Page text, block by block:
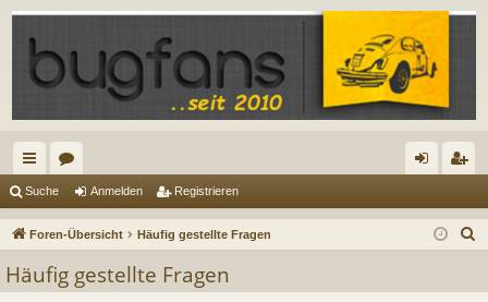
ch
ne
ug
en m
de
ist
re
Suche Anmelden Registrieren
Foren-Übersicht Häufig gestellte Fragen
Häufig gestellte Fragen